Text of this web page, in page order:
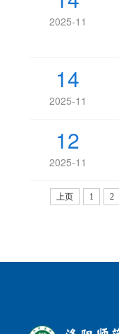
2025-11
14
2025-11
12
2025-11
上页 1 2